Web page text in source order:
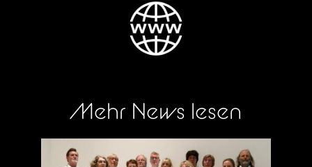
Mehr News lesen